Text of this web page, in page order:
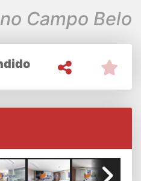
Campo Belo